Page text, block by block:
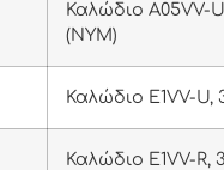
Καλώδιο Α05VV-
(ΝΥΜ)
Καλώδιο E1VV-U,
Καλώδιο E1VV-R,